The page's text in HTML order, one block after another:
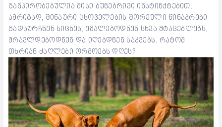
განპირობებულია მისი ბუნებრივი ინსტინქტებით.
ამრიგად, შინაური ცხოველების შორეული წინაპრები
გადაურჩნენ სიცხეს, ემალებოდნენ სხვა მტაცებლებს,
მრავლდებოდნენ და იღებდნენ საკვებს. რატომ
თხრიან ძაღლები ორმოებს დღეს?